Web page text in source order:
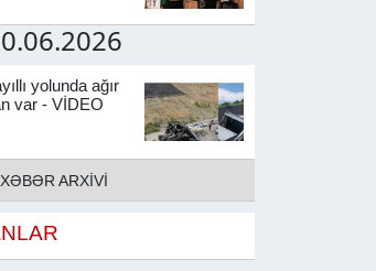
yolunda ağır
var - VİDEO
XƏBƏR ARXİVİ